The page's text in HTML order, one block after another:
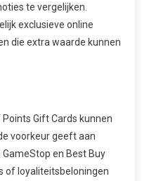
te vergelijken.
exclusieve online
die extra waarde kunnen
Gift Cards kunnen
voorkeur geeft aan
en Best Buy
of loyaliteitsbeloningen